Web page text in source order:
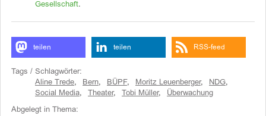
Gesellschaft.
teilen teilen RSS-feed
Tags / Schlagwörter:
Aline Trede, Bern, BÜPF, Moritz Leuenberger, NDG,
Social Media, Theater, Tobi Müller, Überwachung
Abgelegt in Thema: